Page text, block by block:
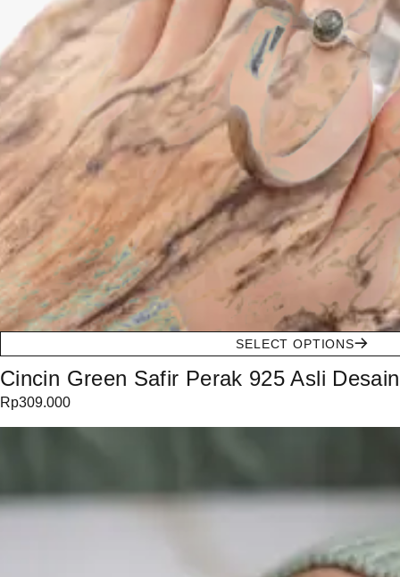
SELECT OPTIONS
Cincin Green Safir Perak 925 Asli
Rp309.000